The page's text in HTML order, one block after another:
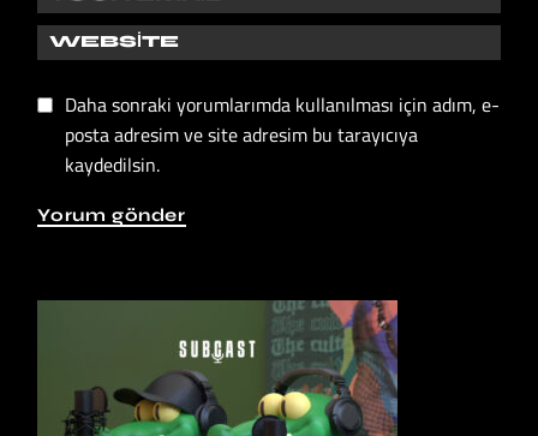
Daha sonraki yorumlarımda kullanılması için adım, e-
posta adresim ve site adresim bu tarayıcıya
kaydedilsin.
Yorum gönder